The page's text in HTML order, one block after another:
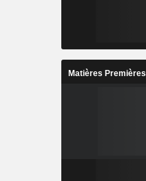
Matières Premières